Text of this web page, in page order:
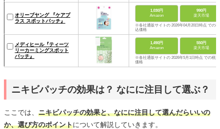
オリーブヤング 『ケアプ
ラス スポットパッチ』
1,030円
Amazon
990円
楽天市場
※各社通販サイトの 2026年04月20日時点 での税
込価格
メディヒール『ティーツ
リーカーミングスポット
パッチ』
1,490円
Amazon
550円
楽天市場
※各社通販サイトの 2026年5月1日時点 での税込
価格
ニキビパッチの効果は？ なにに注目して選ぶ？
ここでは、 ニキビパッチの効果と、なにに注目して選んだらいいの
か、選び方のポイントについて解説していきます。